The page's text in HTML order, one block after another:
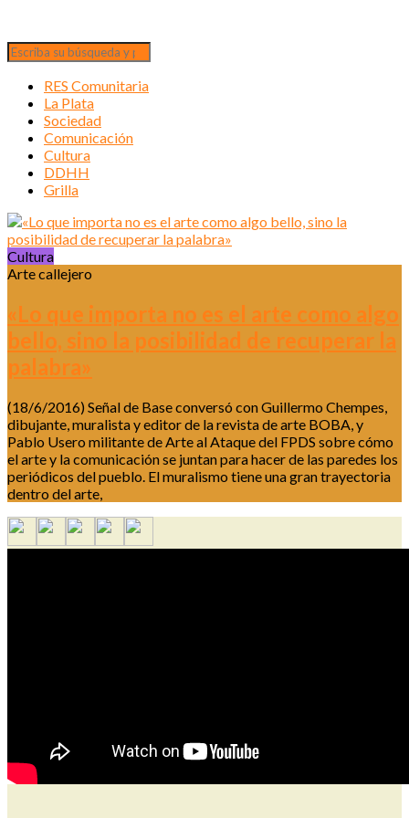
RES Comunitaria
La Plata
Sociedad
Comunicación
Cultura
DDHH
Grilla
Cultura
Arte callejero
«Lo que importa no es el arte como algo
bello, sino la posibilidad de recuperar la
palabra»
(18/6/2016) Señal de Base conversó con Guillermo Chempes,
dibujante, muralista y editor de la revista de arte BOBA, y
Pablo Usero militante de Arte al Ataque del FPDS sobre cómo
el arte y la comunicación se juntan para hacer de las paredes los
periódicos del pueblo. El muralismo tiene una gran trayectoria
dentro del arte,